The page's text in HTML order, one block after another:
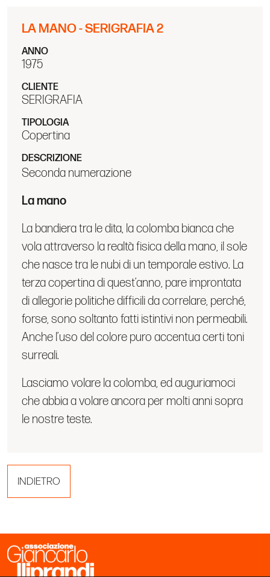
LA MANO - SERIGRAFIA 2
ANNO
1975
CLIENTE
SERIGRAFIA
TIPOLOGIA
Copertina
DESCRIZIONE
Seconda numerazione
La mano
La bandiera tra le dita, la colomba bianca che
vola attraverso la realtà fisica della mano, il sole
che nasce tra le nubi di un temporale estivo. La
terza copertina di quest’anno, pare improntata
di allegorie politiche difficili da correlare, perché,
forse, sono soltanto fatti istintivi non permeabili.
Anche l’uso del colore puro accentua certi toni
surreali.
Lasciamo volare la colomba, ed auguriamoci
che abbia a volare ancora per molti anni sopra
le nostre teste.
INDIETRO